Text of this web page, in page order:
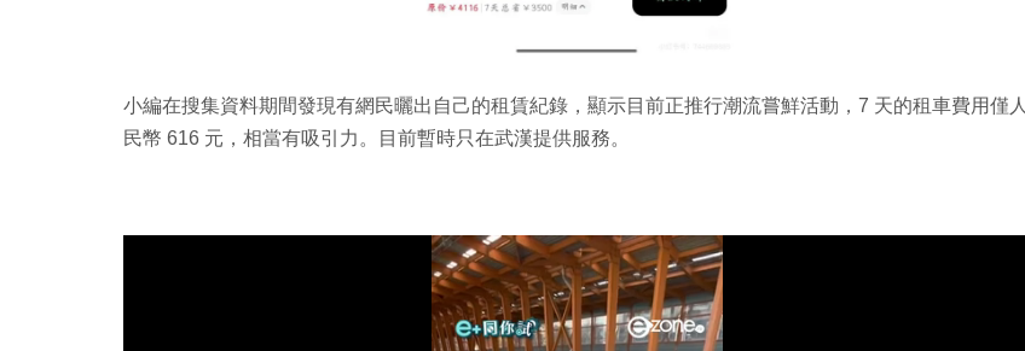
小編在搜集資料期間發現有網民曬出自己的租賃紀錄，顯示目前正推行潮流嘗鮮活動，7 天的租車費用僅人
民幣 616 元，相當有吸引力。目前暫時只在武漢提供服務。